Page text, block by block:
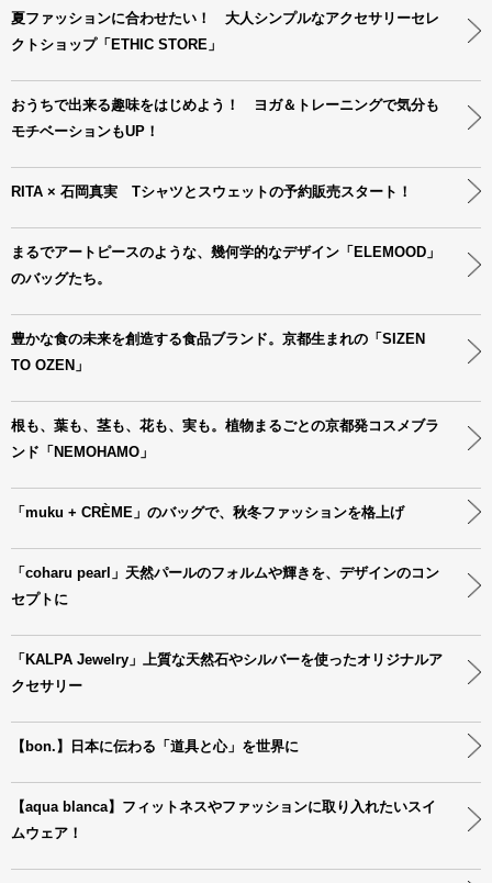
夏ファッションに合わせたい！ 大人シンプルなアクセサリーセレ
クトショップ「ETHIC STORE」
おうちで出来る趣味をはじめよう！ ヨガ＆トレーニングで気分も
モチベーションもUP！
RITA × 石岡真実 Tシャツとスウェットの予約販売スタート！
まるでアートピースのような、幾何学的なデザイン「ELEMOOD」
のバッグたち。
豊かな食の未来を創造する食品ブランド。京都生まれの「SIZEN
TO OZEN」
根も、葉も、茎も、花も、実も。植物まるごとの京都発コスメブラ
ンド「NEMOHAMO」
「muku + CRÈME」のバッグで、秋冬ファッションを格上げ
「coharu pearl」天然パールのフォルムや輝きを、デザインのコン
セプトに
「KALPA Jewelry」上質な天然石やシルバーを使ったオリジナルア
クセサリー
【bon.】日本に伝わる「道具と心」を世界に
【aqua blanca】フィットネスやファッションに取り入れたいスイ
ムウェア！